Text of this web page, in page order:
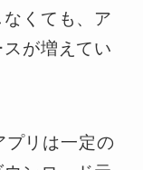
くても、ア
が増えてい
リは一定の